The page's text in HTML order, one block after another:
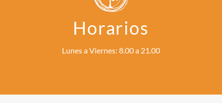
Horarios
Lunes a Viernes: 8.00 a 21.00